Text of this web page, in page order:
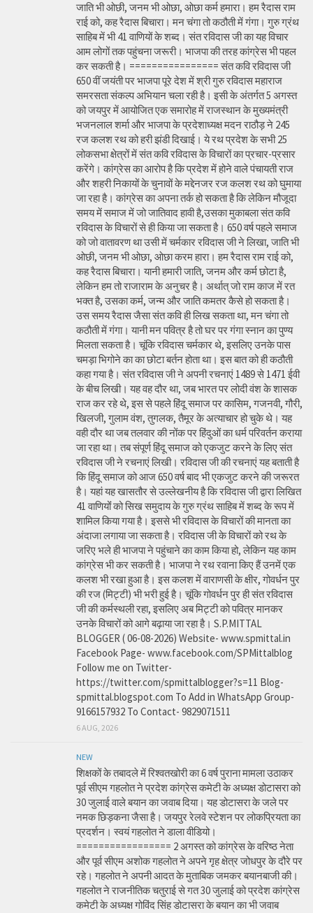
जाति भी ओछी, जनम भी ओछा, ओछा कर्म हमारा। हम रैदास राम
राई को, कह रैदास बिचारा। मन चंगा तो कठौती में गंगा। गुरु ग्रंथ
साहिब में भी 41 वाणियों के शब्द। संत रविदास जी का यह विचार
आम लोगों तक पहुंचना जरूरी। भाजपा की तरह कांग्रेस भी पहल
कर सकती है। ================ संत कवि रविदास जी
650 वीं जयंती पर भाजपा पूरे देश में श्री गुरु रविदास महाराज
समरसता संकल्प अभियान चला रही है। इसी के अंतर्गत 5 अगस्त
को जयपुर में आयोजित एक समारोह में राजस्थान के मुख्यमंत्री
भजनलाल शर्मा और भाजपा के प्रदेशाध्यक्ष मदन राठौड़ ने 245
रज कलश रथ को हरी झंडी दिखाई। ये रथ प्रदेश के सभी 25
लोकसभा क्षेत्रों में संत कवि रविदास के विचारों का प्रचार-प्रसार
करेंगे। कांग्रेस का आरोप है कि प्रदेश में होने वाले पंचायती राज
और शहरी निकायों के चुनावों के मद्देनजर रज कलश रथ को घुमाया
जा रहा है। कांग्रेस का अपना तर्क हो सकता है कि लेकिन मौजूदा
समय में समाज में जो जातिवाद हावी है,उसका मुकाबला संत कवि
रविदास के विचारों से ही किया जा सकता है। 650 वर्ष पहले समाज
को जो वातावरण था उसी में चर्मकार रविदास जी ने लिखा, जाति भी
ओछी, जनम भी ओछा, ओछा करम हारा। हम रैदास राम राई को,
कह रैदास बिचारा। यानी हमारी जाति, जनम और कर्म छोटा है,
लेकिन हम तो राजाराम के अनुचर है। अर्थात् जो राम काज में रत
भक्त है, उसका कर्म, जन्म और जाति कमतर कैसे हो सकता है।
उस समय रैदास जैसा संत कवि ही लिख सकता था, मन चंगा तो
कठौती में गंगा। यानी मन पवित्र है तो घर पर गंगा स्नान का पुण्य
मिलता सकता है। चूंकि रविदास चर्मकार थे, इसलिए उनके पास
चमड़ा भिगोने का का छोटा बर्तन होता था। इस बात को ही कठौती
कहा गया है। संत रविदास जी ने अपनी रचनाएं 1489 से 1471 ईवी
के बीच लिखी। यह वह दौर था, जब भारत पर लोदी वंश के शासक
राज कर रहे थे, इस से पहले हिंदू समाज पर कासिम, गजनवी, गौरी,
खिलजी, गुलाम वंश, तुगलक, तैमूर के अत्याचार हो चुके थे। यह
वही दौर था जब तलवार की नोंक पर हिंदुओं का धर्म परिवर्तन कराया
जा रहा था। तब संपूर्ण हिंदू समाज को एकजुट करने के लिए संत
रविदास जी ने रचनाएं लिखी। रविदास जी की रचनाएं यह बताती है
कि हिंदू समाज को आज 650 वर्ष बाद भी एकजुट करने की जरूरत
है। यहां यह खासतौर से उल्लेखनीय है कि रविदास जी द्वारा लिखित
41 वाणियोंं को सिख समुदाय के गुरु ग्रंथ साहिब में शब्द के रूप में
शामिल किया गया है। इससे भी रविदास के विचारों की मानता का
अंदाजा लगाया जा सकता है। रविदास जी के विचारों को रथ के
जरिए भले ही भाजपा ने पहुंचाने का काम किया हो, लेकिन यह काम
कांग्रेस भी कर सकती है। भाजपा ने रथ रवाना किए हैं उनमें एक
कलश भी रखा हुआ है। इस कलश में वाराणसी के क्षीर, गोवर्धन पुर
की रज (मिट्टी) भी भरी हुई है। चूंकि गोवर्धन पुर ही संत रविदास
जी की कर्मस्थली रहा, इसलिए अब मिट्टी को पवित्र मानकर
उनके विचारों को आगे बढ़ाया जा रहा है। S.P.MITTAL
BLOGGER ( 06-08-2026) Website- www.spmittal.in
Facebook Page- www.facebook.com/SPMittalblog
Follow me on Twitter-
https://twitter.com/spmittalblogger?s=11 Blog-
spmittal.blogspot.com To Add in WhatsApp Group-
9166157932 To Contact- 9829071511
6 AUG, 2026
NEW
शिक्षकों के तबादले में रिश्वतखोरी का 6 वर्ष पुराना मामला उठाकर
पूर्व सीएम गहलोत ने प्रदेश कांग्रेस कमेटी के अध्यक्ष डोटासरा को
30 जुलाई वाले बयान का जवाब दिया। यह डोटासरा के जले पर
नमक छिड़कना जैसा है। जयपुर रेलवे स्टेशन पर लोकप्रियता का
प्रदर्शन। स्वयं गहलोत ने डाला वीडियो।
================= 2 अगस्त को कांग्रेस के वरिष्ठ नेता
और पूर्व सीएम अशोक गहलोत ने अपने गृह क्षेत्र जोधपुर के दौरे पर
रहे। गहलोत ने अपनी आदत के मुताबिक जमकर बयानबाजी की।
गहलोत ने राजनीतिक चतुराई से गत 30 जुलाई को प्रदेश कांग्रेस
कमेटी के अध्यक्ष गोविंद सिंह डोटासरा के बयान का भी जवाब